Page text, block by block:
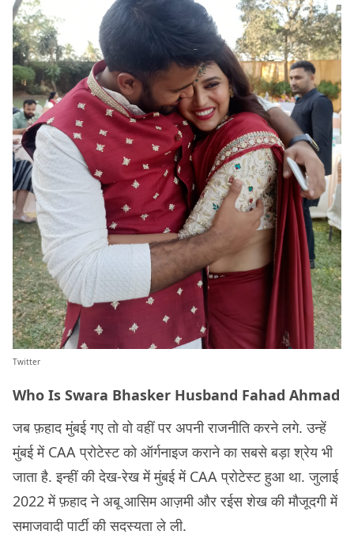
Twitter
Who Is Swara Bhasker Husband Fahad Ahmad
जब फ़हाद मुंबई गए तो वो वहीं पर अपनी राजनीति करने लगे. उन्हें
मुंबई में CAA प्रोटेस्ट को ऑर्गनाइज कराने का सबसे बड़ा श्रेय भी
जाता है. इन्हीं की देख-रेख में मुंबई में CAA प्रोटेस्ट हुआ था. जुलाई
2022 में फ़हाद ने अबू आसिम आज़मी और रईस शेख की मौजूदगी में
समाजवादी पार्टी की सदस्‍यता ले ली.